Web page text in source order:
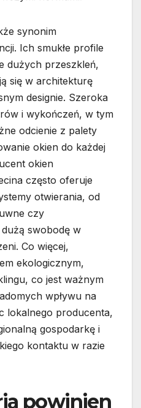
synonim
Ich smukłe profile
dużych przeszkleń,
się w architekturę
designie. Szeroka
i wykończeń, w tym
odcienie z palety
okien do każdej
okien
często oferuje
otwierania, od
czy
swobodę w
Co więcej,
ekologicznym,
co jest ważnym
wpływu na
lokalnego producenta,
gospodarkę i
kontaktu w razie
powinien